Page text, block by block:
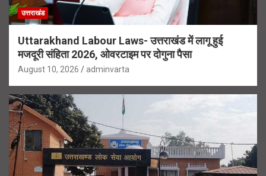
उत्तराखंड
Uttarakhand Labour Laws- उत्तराखंड में लागू हुई
मजदूरी संहिता 2026, ओवरटाइम पर दोगुना पैसा
August 10, 2026 adminvarta